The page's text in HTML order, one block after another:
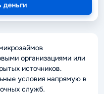
деньги
организациями или
источников.
условия напрямую в
служб.